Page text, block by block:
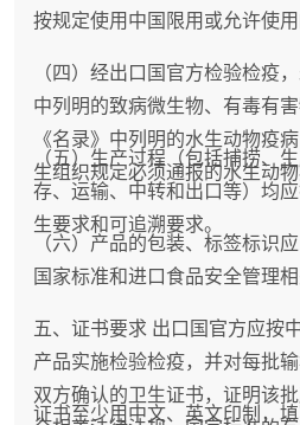
按规定使用中国限用或允许使用
（四）经出口国官方检验检疫
中列明的致病微生物、有毒有
《名录》中列明的水生动物疫
生组织规定必须通报的水生动
（五）生产过程（包括捕捞、
存、运输、中转和出口等）均
生要求和可追溯要求。
（六）产品的包装、标签标识
国家标准和进口食品安全管理相
五、证书要求 出口国官方应按
产品实施检验检疫，并对每批
双方确认的卫生证书，证明该
证书至少用中文、英文印制，